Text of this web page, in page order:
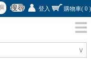
搜尋 登入 購物車( 0 )
∨